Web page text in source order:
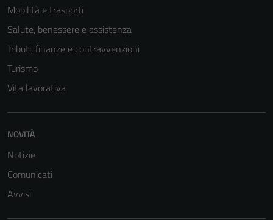
Mobilità e trasporti
Salute, benessere e assistenza
Tributi, finanze e contravvenzioni
Turismo
Vita lavorativa
NOVITÀ
Notizie
Comunicati
Avvisi